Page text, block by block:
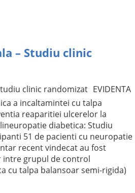
– Studiu clinic
EVIDENTA
a incaltamintei cu talpa
reaparitiei ulcerelor la
diabetica: Studiu
51 de pacienti cu neuropatie
recent vindecat au fost
grupul de control
cu talpa balansoar semi-rigida)